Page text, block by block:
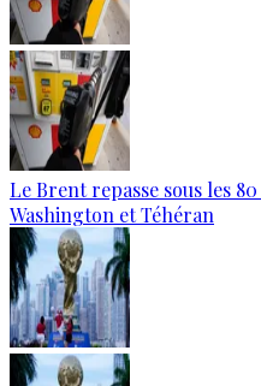
Le Brent repasse sous les
Washington et Téhéran